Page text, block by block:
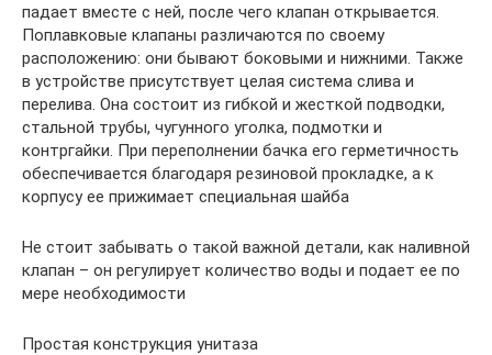
падает вместе с ней, после чего клапан открывается.
Поплавковые клапаны различаются по своему
расположению: они бывают боковыми и нижними. Также
в устройстве присутствует целая система слива и
перелива. Она состоит из гибкой и жесткой подводки,
стальной трубы, чугунного уголка, подмотки и
контргайки. При переполнении бачка его герметичность
обеспечивается благодаря резиновой прокладке, а к
корпусу ее прижимает специальная шайба
Не стоит забывать о такой важной детали, как наливной
клапан – он регулирует количество воды и подает ее по
мере необходимости
Простая конструкция унитаза